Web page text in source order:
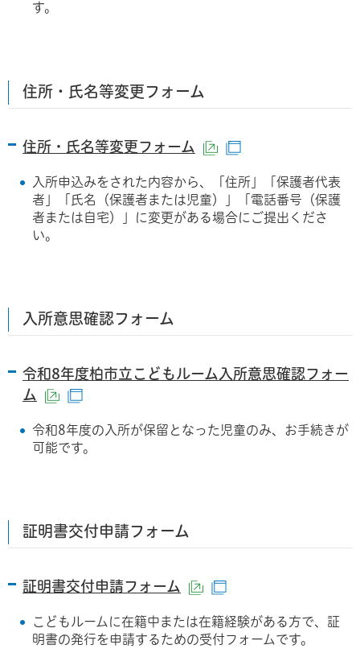
す。
住所・氏名等変更フォーム
住所・氏名等変更フォーム （外部サイトへリン
入所申込みをされた内容から、「住所」「保護者代表
者」「氏名（保護者または児童）」「電話番号（保護
者または自宅）」に変更がある場合にご提出くださ
い。
入所意思確認フォーム
令和8年度柏市立こどもルーム入所意思確認フォー
ム
（外部サイトへリンク）
令和8年度の入所が保留となった児童のみ、お手続きが
可能です。
証明書交付申請フォーム
証明書交付申請フォーム （外部サイトへリンク
こどもルームに在籍中または在籍経験がある方で、証
明書の発行を申請するための受付フォームです。